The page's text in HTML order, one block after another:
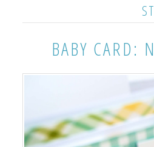
BABY CARD: